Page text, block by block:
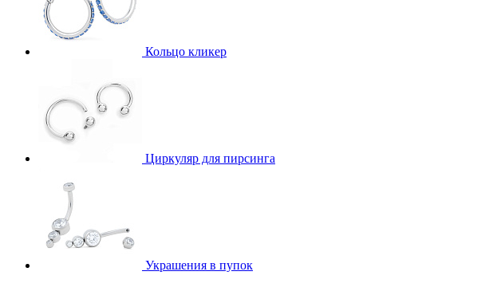
Кольцо кликер
Циркуляр для пирсинга
Украшения в пупок